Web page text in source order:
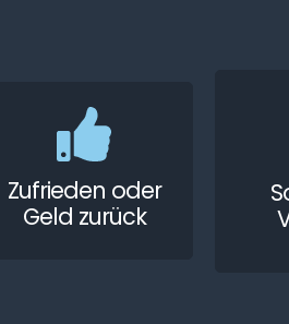
Zufrieden oder
Geld zurück